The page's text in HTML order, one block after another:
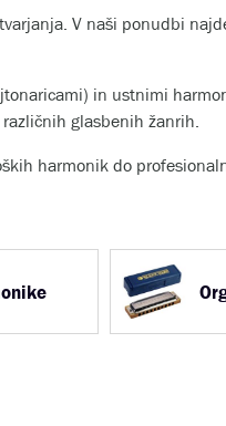
V naši ponudbi
in ustnimi
glasbenih žanrih.
harmonik do